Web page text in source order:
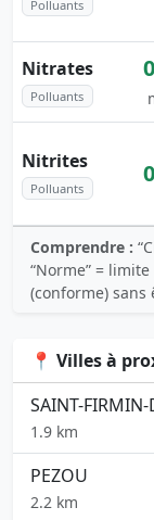
Polluants
Nitrates
Polluants
Nitrites
Polluants
0
Comprendre :
“Norme” =
(conforme) sans
📍 Villes à
SAINT-FIRMIN-
1.9 km
PEZOU
2.2 km